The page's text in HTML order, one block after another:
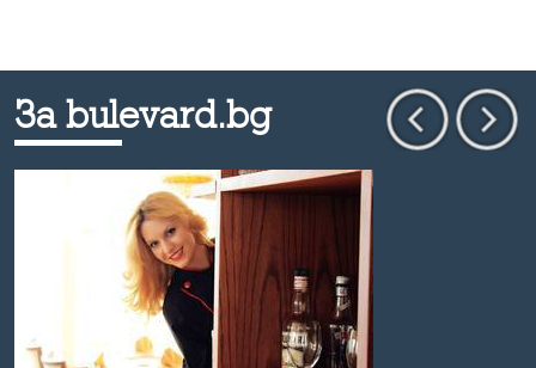
За bulevard.bg